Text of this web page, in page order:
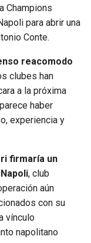
Champions
para abrir una
Conte.
reacomodo
clubes han
a la próxima
haber
experiencia y
firmaría un
, club
aún
con su
vínculo
napolitano